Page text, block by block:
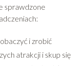
sprawdzone
i zrobić
atrakcji i skup się